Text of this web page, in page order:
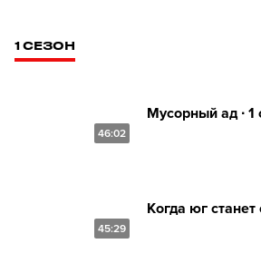
1 СЕЗОН
46:02
Мусорный ад ∙ 1
45:29
Когда юг станет